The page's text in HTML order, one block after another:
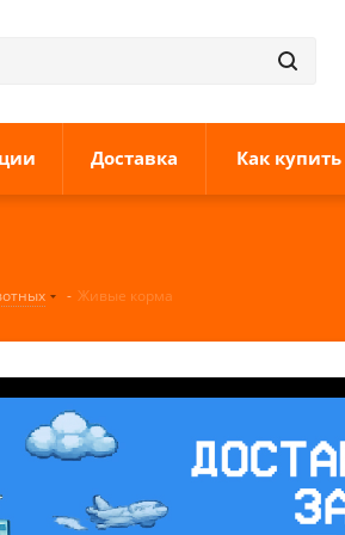
Доставка Как купить
- Живые корма